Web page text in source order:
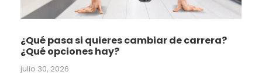
¿Qué pasa si quieres cambiar de carrera?
¿Qué opciones hay?
julio 30, 2026